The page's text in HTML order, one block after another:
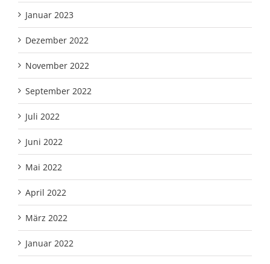
Januar 2023
Dezember 2022
November 2022
September 2022
Juli 2022
Juni 2022
Mai 2022
April 2022
März 2022
Januar 2022